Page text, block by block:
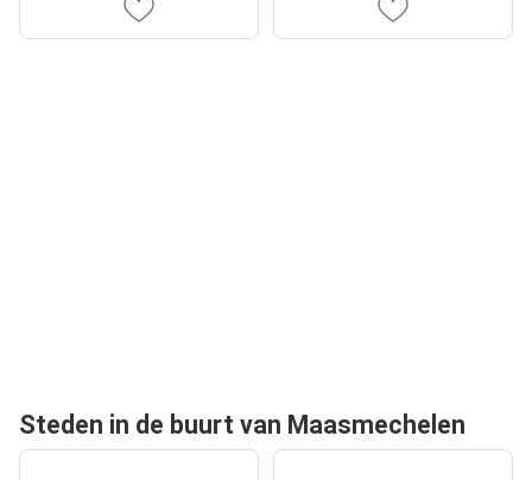
Steden in de buurt van Maasmechelen